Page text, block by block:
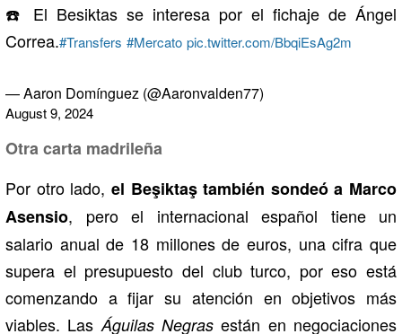
☎️ El Besiktas se interesa por el fichaje de Ángel
Correa.#Transfers #Mercato pic.twitter.com/BbqiEsAg2m
— Aaron Domínguez (@Aaronvalden77)
August 9, 2024
Otra carta madrileña
Por otro lado, el Beşiktaş también sondeó a Marco
Asensio, pero el internacional español tiene un
salario anual de 18 millones de euros, una cifra que
supera el presupuesto del club turco, por eso está
comenzando a fijar su atención en objetivos más
viables. Las Águilas Negras están en negociaciones